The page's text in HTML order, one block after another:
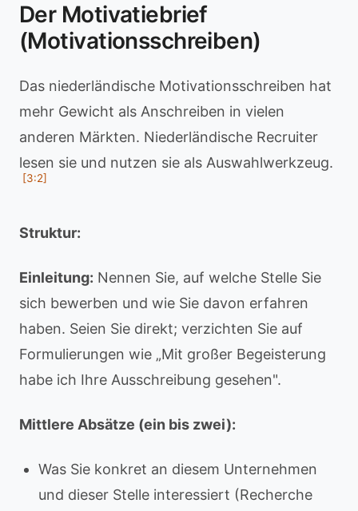
Der Motivatiebrief
(Motivationsschreiben)
Das niederländische Motivationsschreiben hat
mehr Gewicht als Anschreiben in vielen
anderen Märkten. Niederländische Recruiter
lesen sie und nutzen sie als Auswahlwerkzeug.
[3:2]
Struktur:
Einleitung: Nennen Sie, auf welche Stelle Sie
sich bewerben und wie Sie davon erfahren
haben. Seien Sie direkt; verzichten Sie auf
Formulierungen wie „Mit großer Begeisterung
habe ich Ihre Ausschreibung gesehen".
Mittlere Absätze (ein bis zwei):
Was Sie konkret an diesem Unternehmen
und dieser Stelle interessiert (Recherche